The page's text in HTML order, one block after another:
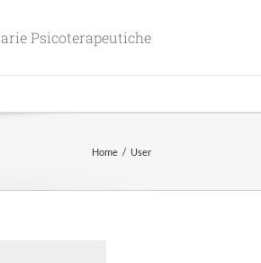
Psicoterapeutiche
Home User